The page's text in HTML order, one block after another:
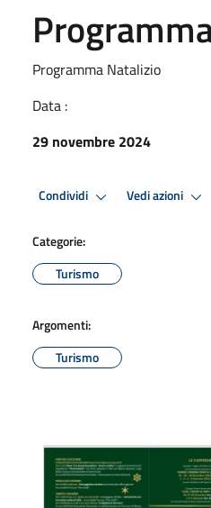
Programma Natalizio
Data :
29 novembre 2024
Condividi Vedi azioni
Categorie:
Turismo
Argomenti:
Turismo